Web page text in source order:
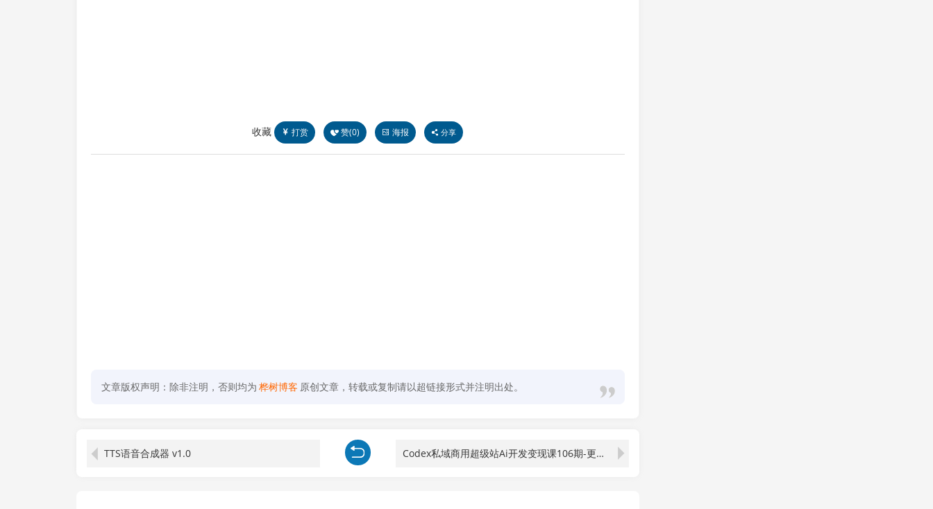
收藏 打赏 赞(0) 海报 分享
文章版权声明：除非注明，否则均为 桦树博客 原创文章，转载或复制请以超链接形式并注明出处。
TTS语音合成器 v1.0 Codex私域商用超级站Ai开发变现课106期-更新0630：不是普通网站，而是能收钱，能运营，能沉淀客户的私域超级站